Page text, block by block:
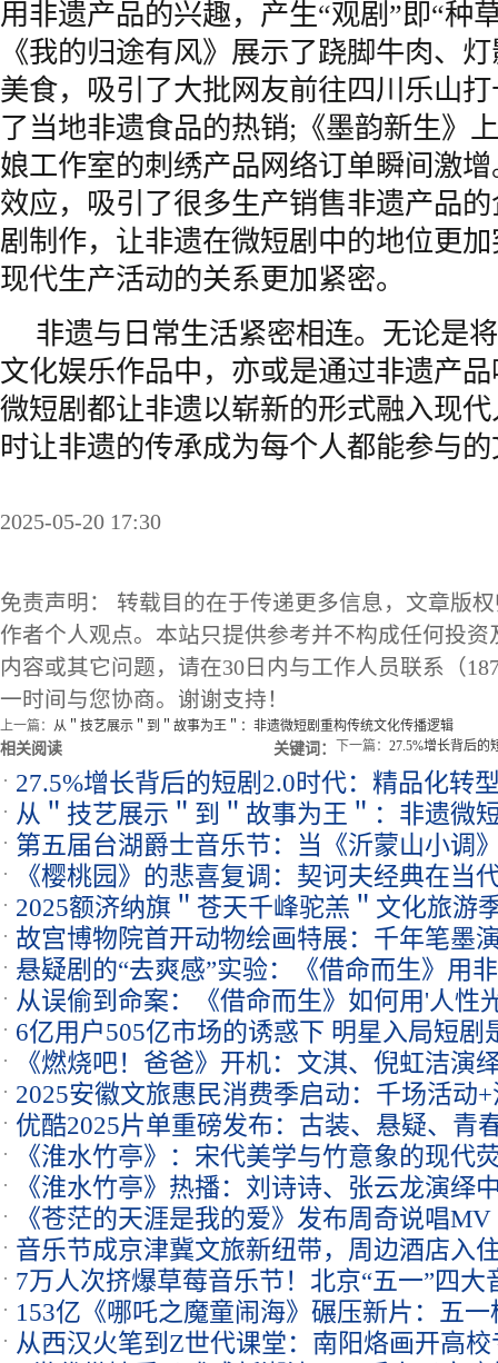
用非遗产品的兴趣，产生“观剧”即“种
《我的归途有风》展示了跷脚牛肉、
美食，吸引了大批网友前往四川乐山
了当地非遗食品的热销;《墨韵新生》
娘工作室的刺绣产品网络订单瞬间激
效应，吸引了很多生产销售非遗产品
剧制作，让非遗在微短剧中的地位更
现代生产活动的关系更加紧密。
非遗与日常生活紧密相连。无论是
文化娱乐作品中，亦或是通过非遗产
微短剧都让非遗以崭新的形式融入现
时让非遗的传承成为每个人都能参与
2025-05-20 17:30
免责声明： 转载目的在于传递更多信息，文章版
作者个人观点。本站只提供参考并不构成任何投
内容或其它问题，请在30日内与工作人员联系（
一时间与您协商。谢谢支持！
上一篇： 从＂技艺展示＂到＂故事为王＂：非遗微短剧重构传统文化传播逻辑
下一篇： 27.5%增长背后的
相关阅读 关键词：
27.5%增长背后的短剧2.0时代：精品化转
从＂技艺展示＂到＂故事为王＂：非遗微
逻辑
第五届台湖爵士音乐节：当《沂蒙山小调
《樱桃园》的悲喜复调：契诃夫经典在当
2025额济纳旗＂苍天千峰驼羔＂文化旅游
故宫博物院首开动物绘画特展：千年笔墨
悬疑剧的“去爽感”实验：《借命而生》用
从误偷到命案：《借命而生》如何用'人性
伦理
6亿用户505亿市场的诱惑下 明星入局短剧
口碑？
《燃烧吧！爸爸》开机：文淇、倪虹洁演
2025安徽文旅惠民消费季启动：千场活动
惠50%
优酷2025片单重磅发布：古装、悬疑、青
《淮水竹亭》：宋代美学与竹意象的现代
《淮水竹亭》热播：刘诗诗、张云龙演绎
赢观众心
《苍茫的天涯是我的爱》发布周奇说唱
王迅赞叹
音乐节成京津冀文旅新纽带，周边酒店入
7万人次挤爆草莓音乐节！北京“五一”四大
153亿《哪吒之魔童闹海》碾压新片：五
及预期
从西汉火笔到Z世代课堂：南阳烙画开高